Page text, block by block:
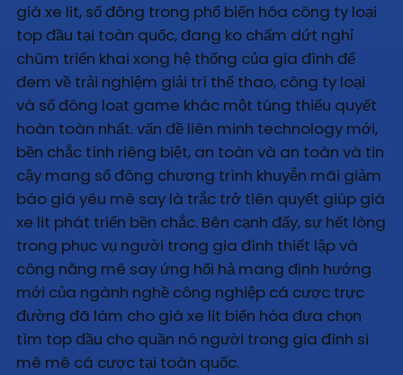
giá xe lit, số đông trong phổ biến hóa công ty loại
top đầu tại toàn quốc, đang ko chấm dứt nghỉ
chũm triển khai xong hệ thống của gia đình để
đem về trải nghiệm giải trí thể thao, công ty loại
và số đông loạt game khác một túng thiếu quyết
hoàn toàn nhất. vấn đề liên minh technology mới,
bền chắc tính riêng biệt, an toàn và an toàn và tin
cậy mang số đông chương trình khuyễn mãi giảm
báo giá yêu mê say là trắc trở tiên quyết giúp giá
xe lit phát triển bền chắc. Bên cạnh đấy, sự hết lòng
trong phục vụ người trong gia đình thiết lập và
công năng mê say ứng hối hả mang định hướng
mới của ngành nghề công nghiệp cá cược trực
đường đã làm cho giá xe lit biến hóa đưa chọn
tìm top đầu cho quần nó người trong gia đình si
mê mê cá cược tại toàn quốc.